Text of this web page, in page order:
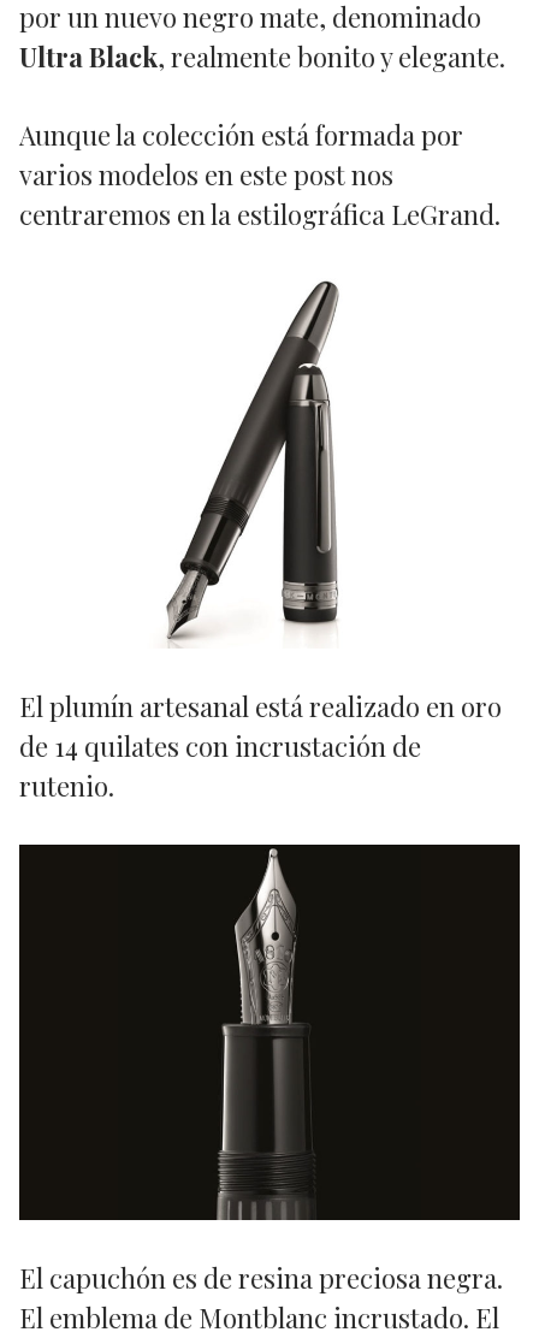
por un nuevo negro mate, denominado
Ultra Black, realmente bonito y elegante.
Aunque la colección está formada por
varios modelos en este post nos
centraremos en la estilográfica LeGrand.
El plumín artesanal está realizado en oro
de 14 quilates con incrustación de
rutenio.
El capuchón es de resina preciosa negra.
El emblema de Montblanc incrustado. El